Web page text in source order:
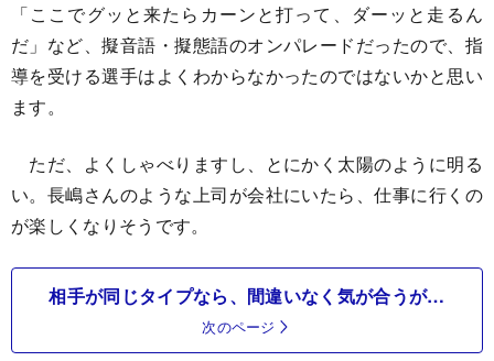
「ここでグッと来たらカーンと打って、ダーッと走るん
だ」など、擬音語・擬態語のオンパレードだったので、指
導を受ける選手はよくわからなかったのではないかと思い
ます。
ただ、よくしゃべりますし、とにかく太陽のように明る
い。長嶋さんのような上司が会社にいたら、仕事に行くの
が楽しくなりそうです。
相手が同じタイプなら、間違いなく気が合うが…
次のページ